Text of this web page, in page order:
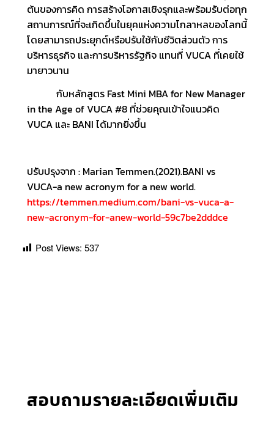
ต้นของการคิด การสร้างโอกาสเชิงรุกและพร้อมรับต่อทุก
สถานการณ์ที่จะเกิดขึ้นในยุคแห่งความโกลาหลของโลกนี้
โดยสามารถประยุกต์หรือปรับใช้กับชีวิตส่วนตัว การ
บริหารธุรกิจ และการบริหารรัฐกิจ แทนที่ VUCA ที่เคยใช้
มายาวนาน
กับหลักสูตร Fast Mini MBA for New Manager
in the Age of VUCA #8 ที่ช่วยคุณเข้าใจแนวคิด
VUCA และ BANI ได้มากยิ่งขึ้น
ปรับปรุงจาก : Marian Temmen.(2021).BANI vs
VUCA-a new acronym for a new world.
https://temmen.medium.com/bani-vs-vuca-a-
new-acronym-for-anew-world-59c7be2dddce
Post Views: 537
สอบถามรายละเอียดเพิ่มเติม